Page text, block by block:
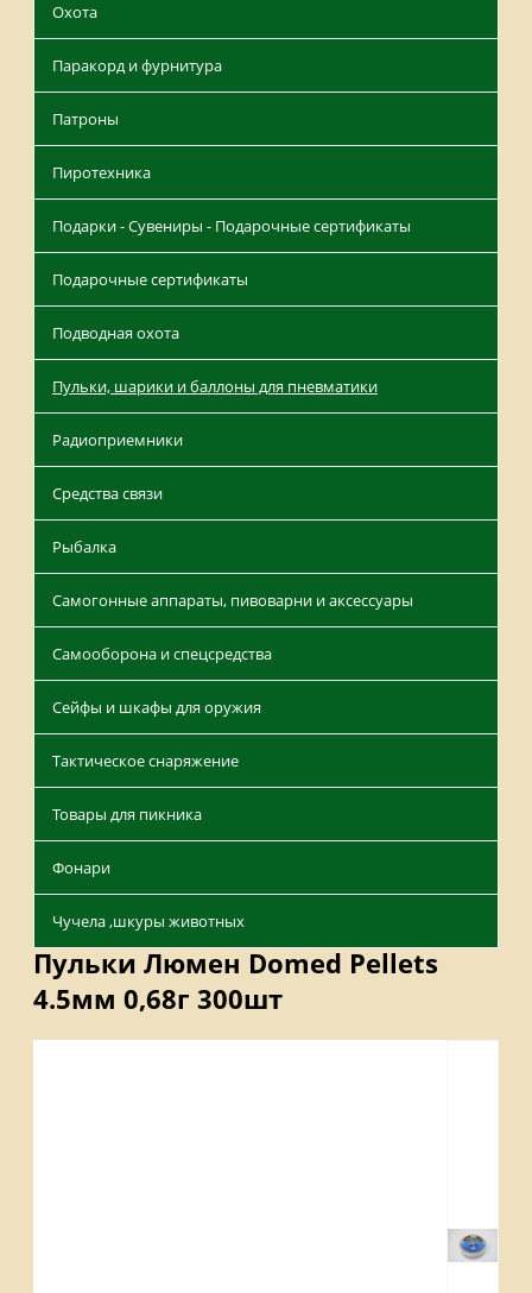
Охота
Паракорд и фурнитура
Патроны
Пиротехника
Подарки - Сувениры - Подарочные сертификаты
Подарочные сертификаты
Подводная охота
Пульки, шарики и баллоны для пневматики
Радиоприемники
Средства связи
Рыбалка
Самогонные аппараты, пивоварни и аксессуары
Самооборона и спецсредства
Сейфы и шкафы для оружия
Тактическое снаряжение
Товары для пикника
Фонари
Чучела ,шкуры животных
Пульки Люмен Domed Pellets
4.5мм 0,68г 300шт
Описание Отзывы Наличие на складах